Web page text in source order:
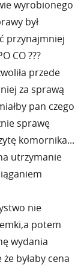
wyrobionego
był
przynajmniej
CO ???
przede
za sprawą
pan czego
sprawę
komornika...
utrzymanie
nie
potem
wydania
byłaby cena